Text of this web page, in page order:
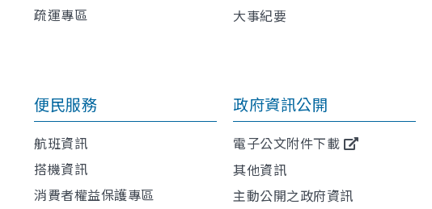
疏運專區
大事紀要
便民服務
航班資訊
搭機資訊
消費者權益保護專區
政府資訊公開
電子公文附件下載
其他資訊
主動公開之政府資訊